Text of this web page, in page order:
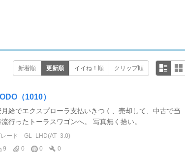
新着順 更新順 イイね！順 クリップ順
（1010）
月給でエクスプローラ支払いきつく、売却して、中古で当
流行ったトーラスワゴンへ。 写真無く拾い。
ード
GL_LHD(AT_3.0)
9
0 0 0